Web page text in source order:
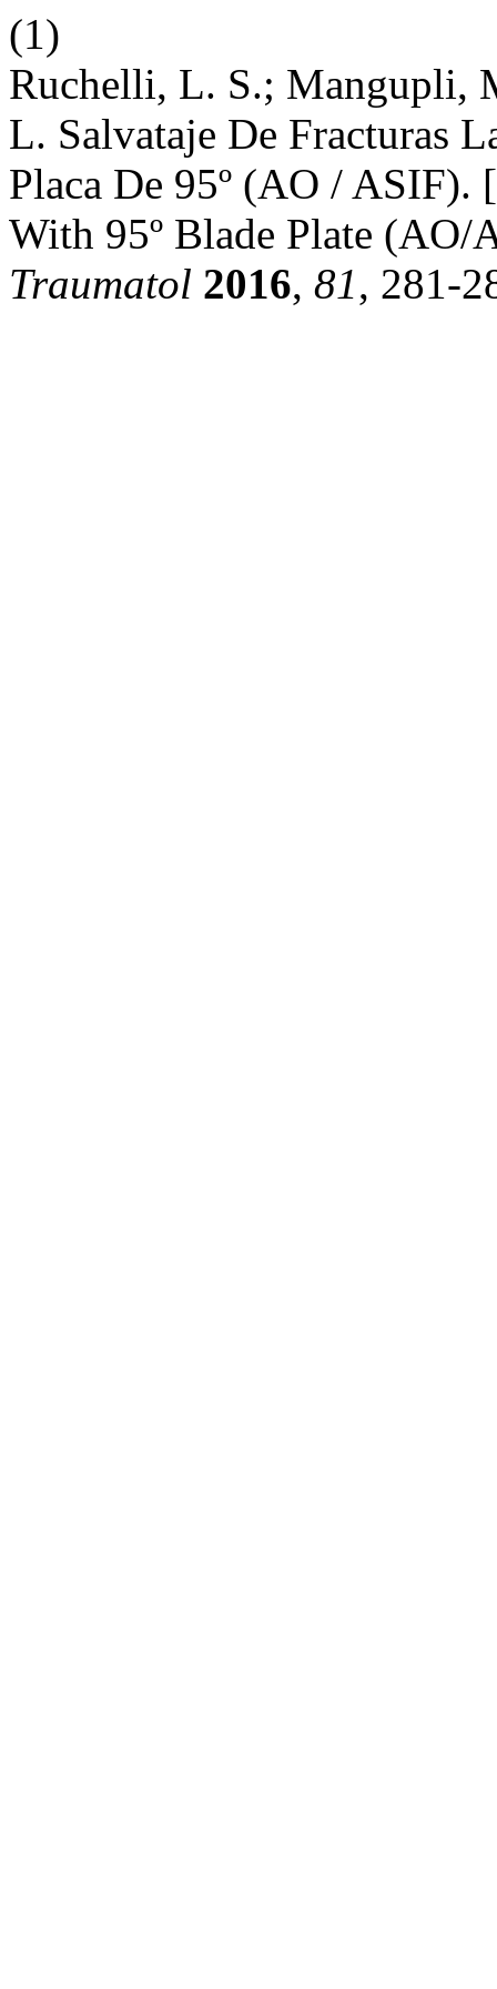
(1)
Ruchelli, L. S.; Mangupli,
L. Salvataje De Fracturas
Placa De 95º (AO / ASIF).
With 95º Blade Plate
Traumatol 2016, 81, 281-